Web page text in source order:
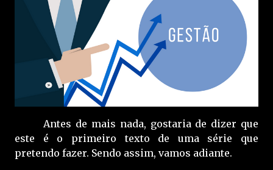
Antes de mais nada, gostaria de dizer que
este é o primeiro texto de uma série que
pretendo fazer. Sendo assim, vamos adiante.